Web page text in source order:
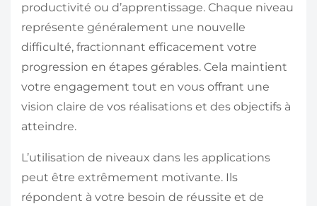
productivité ou d’apprentissage. Chaque niveau
représente généralement une nouvelle
difficulté, fractionnant efficacement votre
progression en étapes gérables. Cela maintient
votre engagement tout en vous offrant une
vision claire de vos réalisations et des objectifs à
atteindre.
L’utilisation de niveaux dans les applications
peut être extrêmement motivante. Ils
répondent à votre besoin de réussite et de